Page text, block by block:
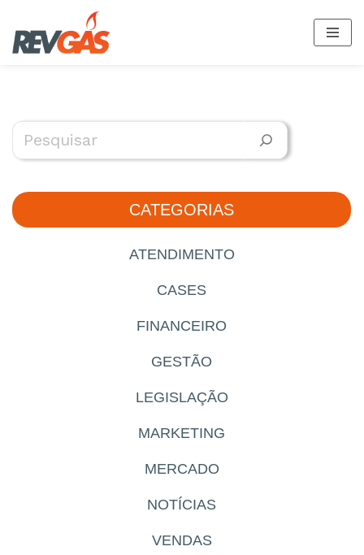
Saltar
CATEGORIAS
ATENDIMENTO
CASES
FINANCEIRO
GESTÃO
LEGISLAÇÃO
MARKETING
MERCADO
NOTÍCIAS
VENDAS